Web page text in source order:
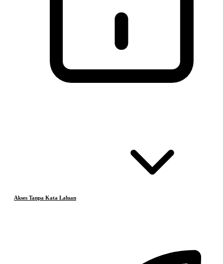
Akses Tanpa Kata Laluan